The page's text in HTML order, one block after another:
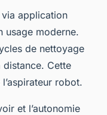
application
usage moderne.
de nettoyage
Cette
robot.
et l’autonomie